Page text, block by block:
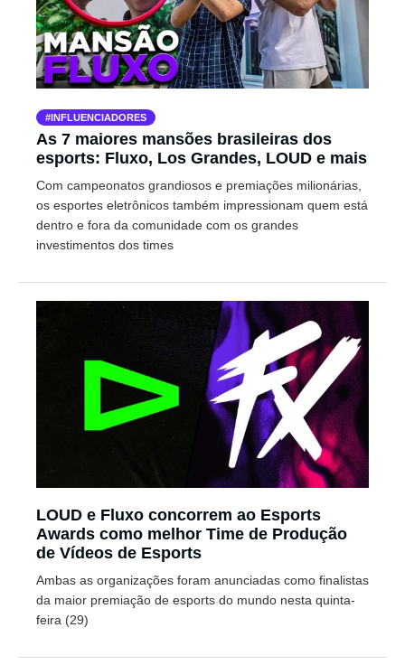
INFLUENCIADORES
As 7 maiores mansões brasileiras dos
esports: Fluxo, Los Grandes, LOUD e mais
Com campeonatos grandiosos e premiações milionárias,
os esportes eletrônicos também impressionam quem está
dentro e fora da comunidade com os grandes
investimentos dos times
LOUD e Fluxo concorrem ao Esports
Awards como melhor Time de Produção
de Vídeos de Esports
Ambas as organizações foram anunciadas como finalistas
da maior premiação de esports do mundo nesta quinta-
feira (29)